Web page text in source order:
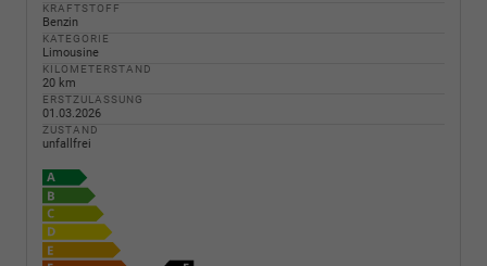
KRAFTSTOFF
Benzin
KATEGORIE
Limousine
KILOMETERSTAND
20 km
ERSTZULASSUNG
01.03.2026
ZUSTAND
unfallfrei